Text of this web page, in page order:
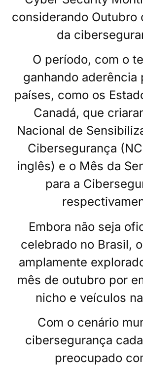
considerando Outubro
da
O período, com o
ganhando aderência
países, como os
Canadá, que
Nacional de
Cibersegurança
inglês) e o Mês da
para a
Embora não seja
celebrado no Brasil,
amplamente
mês de outubro por
nicho e veículos
Com o cenário
cibersegurança
preocupado